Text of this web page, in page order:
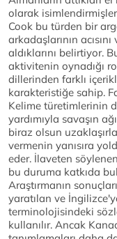
olarak
Cook bu türden bir
arkadaşlarının
aldıklarını belirtiyor.
aktivitenin oynadığı
dillerinden farklı
karakteristiğe sahip.
Kelime türetimlerinin
yardımıyla savaşın
biraz olsun
vermenin yanısıra
eder. İlaveten
bu duruma katkıda
Araştırmanın
yaratılan ve
terminolojisindeki
kullanılır. Ancak